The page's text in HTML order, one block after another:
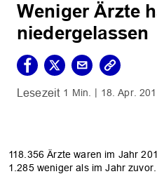
Weniger Ärzte
niedergelassen
1 Min. 18. Apr.
118.356 Ärzte waren im Jahr
1.285 weniger als im Jahr